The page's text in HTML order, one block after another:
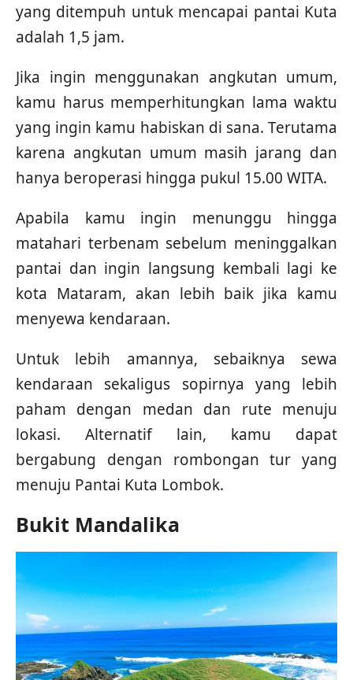
yang ditempuh untuk mencapai pantai Kuta
adalah 1,5 jam.
Jika ingin menggunakan angkutan umum,
kamu harus memperhitungkan lama waktu
yang ingin kamu habiskan di sana. Terutama
karena angkutan umum masih jarang dan
hanya beroperasi hingga pukul 15.00 WITA.
Apabila kamu ingin menunggu hingga
matahari terbenam sebelum meninggalkan
pantai dan ingin langsung kembali lagi ke
kota Mataram, akan lebih baik jika kamu
menyewa kendaraan.
Untuk lebih amannya, sebaiknya sewa
kendaraan sekaligus sopirnya yang lebih
paham dengan medan dan rute menuju
lokasi. Alternatif lain, kamu dapat
bergabung dengan rombongan tur yang
menuju Pantai Kuta Lombok.
Bukit Mandalika